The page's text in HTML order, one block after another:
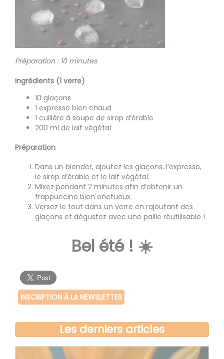
Préparation : 10 minutes
Ingrédients (1 verre)
10 glaçons
1 expresso bien chaud
1 cuillère à soupe de sirop d’érable
200 ml de lait végétal
Préparation
Dans un blender, ajoutez les glaçons, l’expresso,
le sirop d’érable et le lait végétal.
Mixez pendant 2 minutes afin d’obtenir un
frappuccino bien onctueux.
Versez le tout dans un verre en rajoutant des
glaçons et dégustez avec une paille réutilisable !
Bel été ! ☀️
INSCRIPTION À LA NEWSLETTER
Les derniers articles